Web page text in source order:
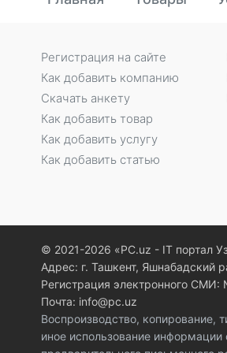
Регистрация на сайте
Как добавить компанию
Скачать анкету
Как добавить товар
Как добавить услугу
Как добавить статью
© 2021-2026 «PC.uz - IT портал
Адрес: г. Ташкент, Яшнабадский
Регистрация электронного
Почта: info@pc.uz
Воспроизводство, копирование,
иное использование